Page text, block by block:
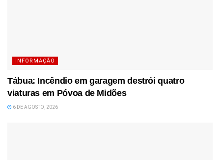
INFORMAÇÃO
Tábua: Incêndio em garagem destrói quatro
viaturas em Póvoa de Midões
6 DE AGOSTO, 2026